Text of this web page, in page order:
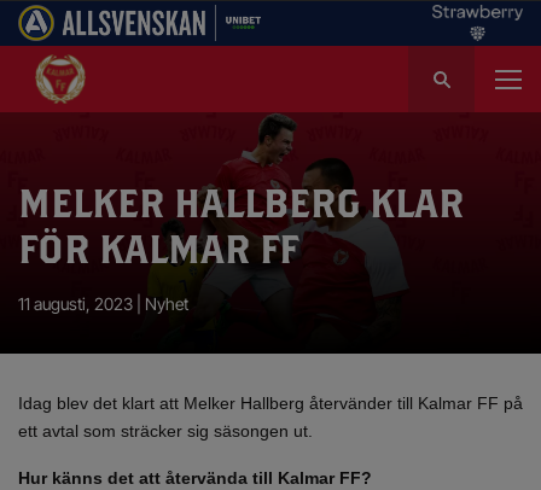
k
MELKER HALLBERG KLAR
FÖR KALMAR FF
11 augusti, 2023 | Nyhet
Idag blev det klart att Melker Hallberg återvänder till Kalmar FF på
ett avtal som sträcker sig säsongen ut.
Hur känns det att återvända till Kalmar FF?